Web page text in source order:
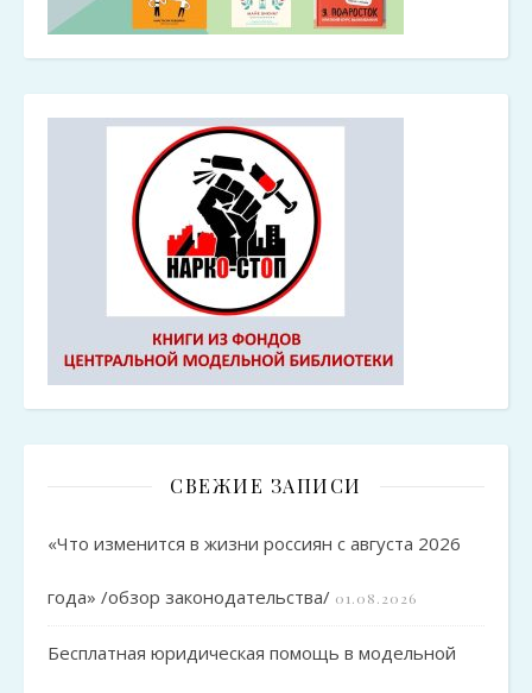
СВЕЖИЕ ЗАПИСИ
«Что изменится в жизни россиян с августа 2026
года» /обзор законодательства/ 01.08.2026
Бесплатная юридическая помощь в модельной